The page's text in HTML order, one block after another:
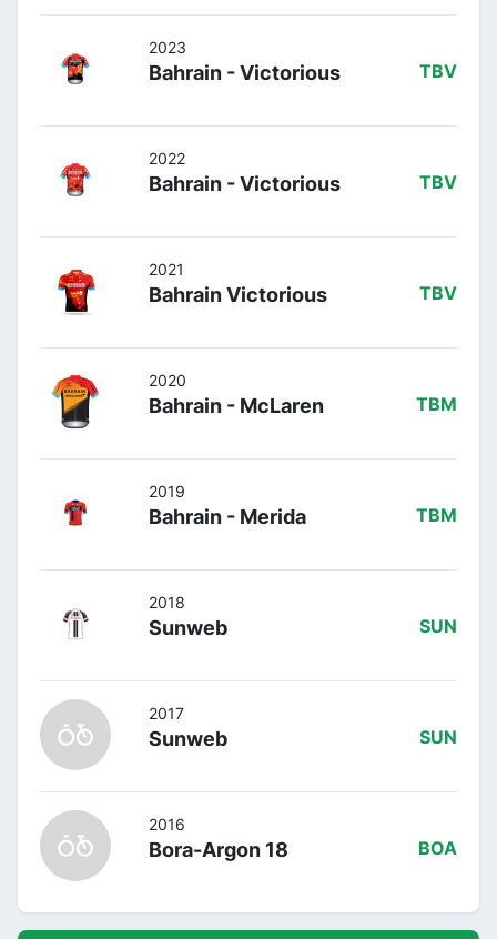
2023
Bahrain - Victorious TBV
2022
Bahrain - Victorious TBV
2021
Bahrain Victorious TBV
2020
Bahrain - McLaren TBM
2019
Bahrain - Merida TBM
2018
Sunweb SUN
2017
Sunweb SUN
2016
Bora-Argon 18 BOA